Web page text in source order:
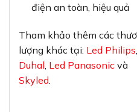
điện an toàn, hiệu quả
Tham khảo thêm các
lượng khác tại: Led Philips
Duhal Led Panasonic và
Skyled